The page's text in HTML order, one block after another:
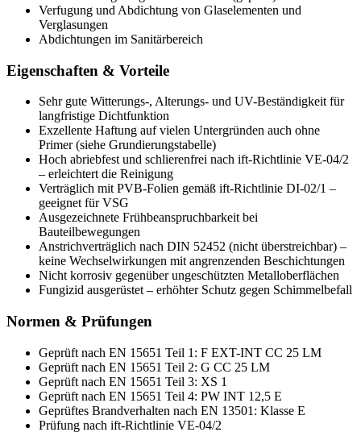
Verfugung und Abdichtung von Glaselementen und
Verglasungen
Abdichtungen im Sanitärbereich
Eigenschaften & Vorteile
Sehr gute Witterungs-, Alterungs- und UV-Beständigkeit für
langfristige Dichtfunktion
Exzellente Haftung auf vielen Untergründen auch ohne
Primer (siehe Grundierungstabelle)
Hoch abriebfest und schlierenfrei nach ift-Richtlinie VE-04/2
– erleichtert die Reinigung
Verträglich mit PVB-Folien gemäß ift-Richtlinie DI-02/1 –
geeignet für VSG
Ausgezeichnete Frühbeanspruchbarkeit bei
Bauteilbewegungen
Anstrichverträglich nach DIN 52452 (nicht überstreichbar) –
keine Wechselwirkungen mit angrenzenden Beschichtungen
Nicht korrosiv gegenüber ungeschützten Metalloberflächen
Fungizid ausgerüstet – erhöhter Schutz gegen Schimmelbefall
Normen & Prüfungen
Geprüft nach EN 15651 Teil 1: F EXT-INT CC 25 LM
Geprüft nach EN 15651 Teil 2: G CC 25 LM
Geprüft nach EN 15651 Teil 3: XS 1
Geprüft nach EN 15651 Teil 4: PW INT 12,5 E
Geprüftes Brandverhalten nach EN 13501: Klasse E
Prüfung nach ift-Richtlinie VE-04/2